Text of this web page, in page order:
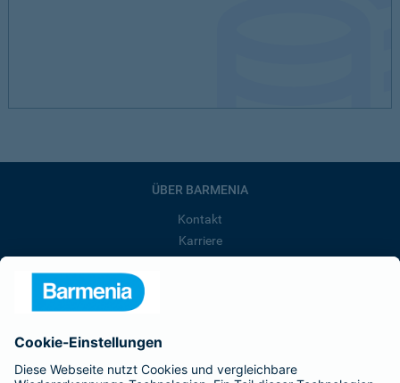
ÜBER BARMENIA
Kontakt
Karriere
Barmenia ist Teil der BarmeniaGothaer